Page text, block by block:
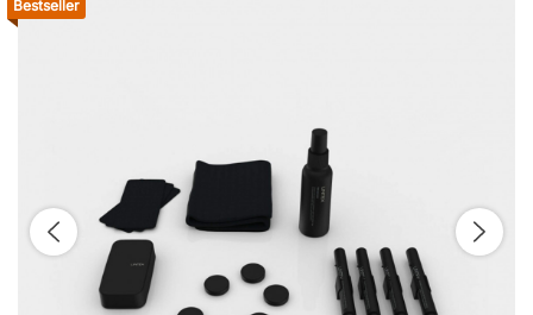
Bestseller